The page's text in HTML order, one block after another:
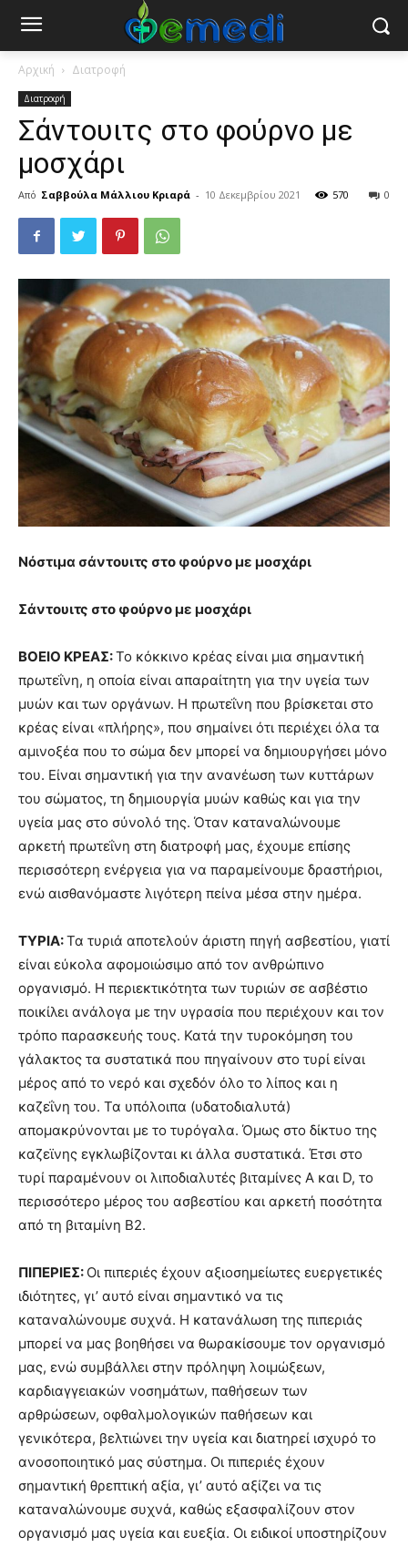
Αρχική Διατροφή
Διατροφή
Σάντουιτς στο φούρνο με
μοσχάρι
Από Σαββούλα Μάλλιου Κριαρά - 10 Δεκεμβρίου 2021 0
570
Νόστιμα σάντουιτς στο φούρνο με μοσχάρι
Σάντουιτς στο φούρνο με μοσχάρι
ΒΟΕΙΟ ΚΡΕΑΣ:Το κόκκινο κρέας είναι μια σημαντική
πρωτεΐνη, η οποία είναι απαραίτητη για την υγεία των
μυών και των οργάνων. Η πρωτεΐνη που βρίσκεται στο
κρέας είναι «πλήρης», που σημαίνει ότι περιέχει όλα τα
αμινοξέα που το σώμα δεν μπορεί να δημιουργήσει μόνο
του. Είναι σημαντική για την ανανέωση των κυττάρων
του σώματος, τη δημιουργία μυών καθώς και για την
υγεία μας στο σύνολό της. Όταν καταναλώνουμε
αρκετή πρωτεΐνη στη διατροφή μας, έχουμε επίσης
περισσότερη ενέργεια για να παραμείνουμε δραστήριοι,
ενώ αισθανόμαστε λιγότερη πείνα μέσα στην ημέρα.
ΤΥΡΙΑ:Τα τυριά αποτελούν άριστη πηγή ασβεστίου, γιατί
είναι εύκολα αφομοιώσιμο από τον ανθρώπινο
οργανισμό. Η περιεκτικότητα των τυριών σε ασβέστιο
ποικίλει ανάλογα με την υγρασία που περιέχουν και τον
τρόπο παρασκευής τους. Κατά την τυροκόμηση του
γάλακτος τα συστατικά που πηγαίνουν στο τυρί είναι
μέρος από το νερό και σχεδόν όλο το λίπος και η
καζεΐνη του. Τα υπόλοιπα (υδατοδιαλυτά)
απομακρύνονται με το τυρόγαλα. Όμως στο δίκτυο της
καζεϊνης εγκλωβίζονται κι άλλα συστατικά. Έτσι στο
τυρί παραμένουν οι λιποδιαλυτές βιταμίνες Α και D, το
περισσότερο μέρος του ασβεστίου και αρκετή ποσότητα
από τη βιταμίνη Β2.
ΠΙΠΕΡΙΕΣ: Οι πιπεριές έχουν αξιοσημείωτες ευεργετικές
ιδιότητες, γι’ αυτό είναι σημαντικό να τις
καταναλώνουμε συχνά. Η κατανάλωση της πιπεριάς
μπορεί να μας βοηθήσει να θωρακίσουμε τον οργανισμό
μας, ενώ συμβάλλει στην πρόληψη λοιμώξεων,
καρδιαγγειακών νοσημάτων, παθήσεων των
αρθρώσεων, οφθαλμολογικών παθήσεων και
γενικότερα, βελτιώνει την υγεία και διατηρεί ισχυρό το
ανοσοποιητικό μας σύστημα. Οι πιπεριές έχουν
σημαντική θρεπτική αξία, γι’ αυτό αξίζει να τις
καταναλώνουμε συχνά, καθώς εξασφαλίζουν στον
οργανισμό μας υγεία και ευεξία. Οι ειδικοί υποστηρίζουν